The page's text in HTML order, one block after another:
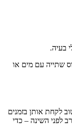
בעיה.
שתייה עם מים או
בערב, הכי טוב לקחת אותן בזמנים
לפני השינה – כדי